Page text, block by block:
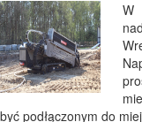
W
być podłączonym do